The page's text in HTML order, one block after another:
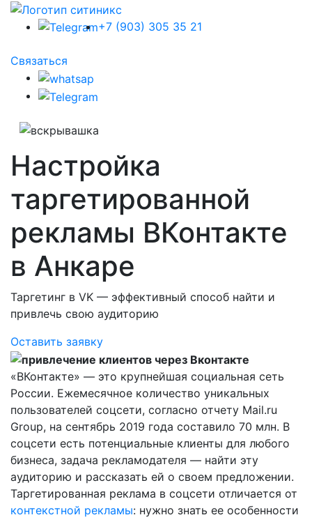
+7 (903) 305 35 21
Связаться
Настройка
таргетированной
рекламы ВКонтакте
в Анкаре
Таргетинг в VK — эффективный способ найти и
привлечь свою аудиторию
Оставить заявку
«ВКонтакте» — это крупнейшая социальная сеть
России. Ежемесячное количество уникальных
пользователей соцсети, согласно отчету Mail.ru
Group, на сентябрь 2019 года составило 70 млн. В
соцсети есть потенциальные клиенты для любого
бизнеса, задача рекламодателя — найти эту
аудиторию и рассказать ей о своем предложении.
Таргетированная реклама в соцсети отличается от
контекстной рекламы: нужно знать ее особенности